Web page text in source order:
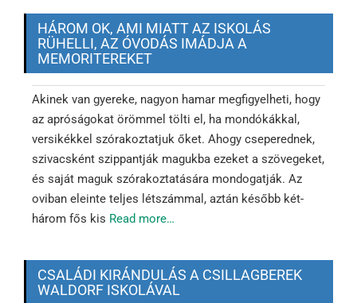
HÁROM OK, AMI MIATT AZ ISKOLÁS
RÜHELLI, AZ ÓVODÁS IMÁDJA A
MEMORITEREKET
Akinek van gyereke, nagyon hamar megfigyelheti, hogy
az apróságokat örömmel tölti el, ha mondókákkal,
versikékkel szórakoztatjuk őket. Ahogy cseperednek,
szivacsként szippantják magukba ezeket a szövegeket,
és saját maguk szórakoztatására mondogatják. Az
oviban eleinte teljes létszámmal, aztán később két-
három fős kis Read more…
CSALÁDI KIRÁNDULÁS A CSILLAGBEREK
WALDORF ISKOLÁVAL